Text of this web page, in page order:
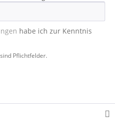
habe ich zur Kenntnis
Pflichtfelder.